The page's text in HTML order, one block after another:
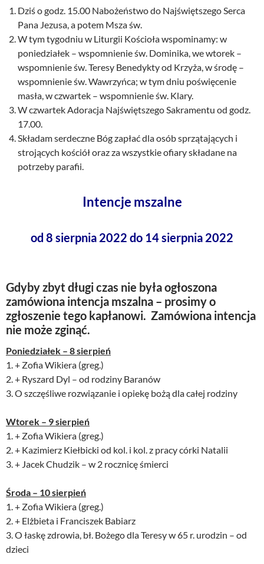
Dziś o godz. 15.00 Nabożeństwo do Najświętszego Serca
Pana Jezusa, a potem Msza św.
W tym tygodniu w Liturgii Kościoła wspominamy: w
poniedziałek – wspomnienie św. Dominika, we wtorek –
wspomnienie św. Teresy Benedykty od Krzyża, w środę –
wspomnienie św. Wawrzyńca; w tym dniu poświęcenie
masła, w czwartek – wspomnienie św. Klary.
W czwartek Adoracja Najświętszego Sakramentu od godz.
17.00.
Składam serdeczne Bóg zapłać dla osób sprzątających i
strojących kościół oraz za wszystkie ofiary składane na
potrzeby parafii.
Intencje mszalne
od 8 sierpnia 2022 do 14 sierpnia 2022
Gdyby zbyt długi czas nie była ogłoszona
zamówiona intencja mszalna – prosimy o
zgłoszenie tego kapłanowi. Zamówiona intencja
nie może zginąć.
Poniedziałek – 8 sierpień
1. + Zofia Wikiera (greg.)
2. + Ryszard Dyl – od rodziny Baranów
3. O szczęśliwe rozwiązanie i opiekę bożą dla całej rodziny
Wtorek – 9 sierpień
1. + Zofia Wikiera (greg.)
2. + Kazimierz Kiełbicki od kol. i kol. z pracy córki Natalii
3. + Jacek Chudzik – w 2 rocznicę śmierci
Środa – 10 sierpień
1. + Zofia Wikiera (greg.)
2. + Elżbieta i Franciszek Babiarz
3. O łaskę zdrowia, bł. Bożego dla Teresy w 65 r. urodzin – od
dzieci